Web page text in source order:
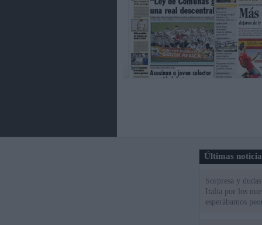
Últimas
Sorpresa y
Italia por los
esperábamos